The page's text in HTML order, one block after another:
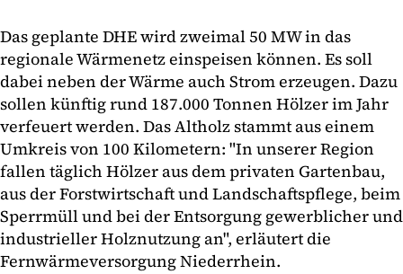
Das geplante DHE wird zweimal 50 MW in das
regionale Wärmenetz einspeisen können. Es soll
dabei neben der Wärme auch Strom erzeugen. Dazu
sollen künftig rund 187.000 Tonnen Hölzer im Jahr
verfeuert werden. Das Altholz stammt aus einem
Umkreis von 100 Kilometern: "In unserer Region
fallen täglich Hölzer aus dem privaten Gartenbau,
aus der Forstwirtschaft und Landschaftspflege, beim
Sperrmüll und bei der Entsorgung gewerblicher und
industrieller Holznutzung an", erläutert die
Fernwärmeversorgung Niederrhein.